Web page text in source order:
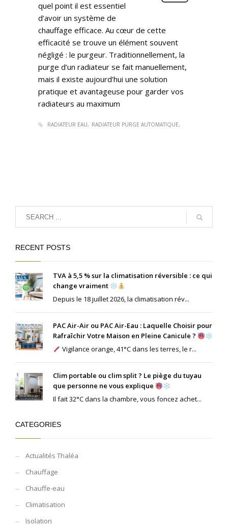
quel point il est essentiel
d’avoir un système de
chauffage efficace. Au cœur de cette
efficacité se trouve un élément souvent
négligé : le purgeur. Traditionnellement, la
purge d’un radiateur se fait manuellement,
mais il existe aujourd’hui une solution
pratique et avantageuse pour garder vos
radiateurs au maximum
RADIATEUR EAU RADIATEUR PURGE AUTOMATIQUE
RECENT POSTS
TVA à 5,5 % sur la climatisation réversible : ce qui
change vraiment
Depuis le 18 juillet 2026, la climatisation rév...
PAC Air-Air ou PAC Air-Eau : Laquelle Choisir pour
Rafraîchir Votre Maison en Pleine Canicule ?
Vigilance orange, 41°C dans les terres, le r...
Clim portable ou clim split ? Le piège du tuyau
que personne ne vous explique
Il fait 32°C dans la chambre, vous foncez achet...
CATEGORIES
Actualités Thaléa
Chauffage
Chauffe-eau
Climatisation
Isolation